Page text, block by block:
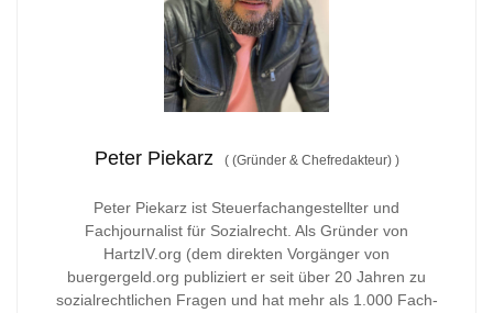
Peter Piekarz ((Gründer & Chefredakteur) )
Peter Piekarz ist Steuerfachangestellter und
Fachjournalist für Sozialrecht. Als Gründer von
HartzIV.org (dem direkten Vorgänger von
buergergeld.org publiziert er seit über 20 Jahren zu
sozialrechtlichen Fragen und hat mehr als 1.000 Fach-